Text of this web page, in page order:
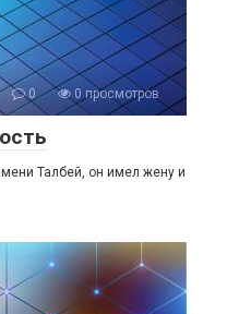
0 0 просмотров
Талбей, он имел жену и